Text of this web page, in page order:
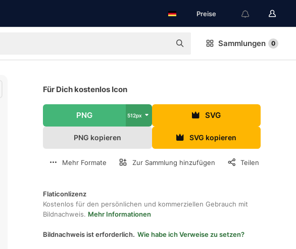
Preise
Sammlungen 0
Für Dich kostenlos Icon
PNG 512px SVG
PNG kopieren SVG kopieren
Mehr Formate Zur Sammlung hinzufügen Teilen
Flaticonlizenz
Kostenlos für den persönlichen und kommerziellen Gebrauch mit
Bildnachweis. Mehr Informationen
Bildnachweis ist erforderlich. Wie habe ich Verweise zu setzen?